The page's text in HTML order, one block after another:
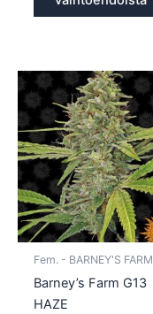
Fem. - BARNEY'S FARM
Barney’s Farm G13
HAZE